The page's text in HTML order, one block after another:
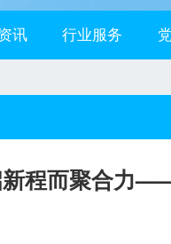
讯 行业服务
程而聚合力